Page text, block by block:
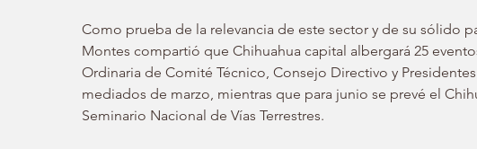
Como prueba de la relevancia de este sector y de su sólido
Montes compartió que Chihuahua capital albergará 25
Ordinaria de Comité Técnico, Consejo Directivo y
mediados de marzo, mientras que para junio se prevé el
Seminario Nacional de Vías Terrestres.